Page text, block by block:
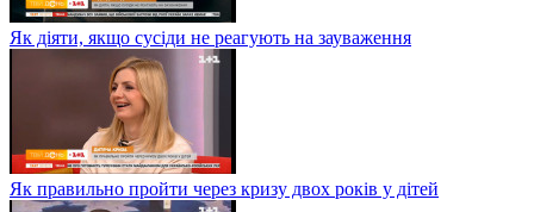
Як діяти, якщо сусіди не реагують на зауваження
Як правильно пройти через кризу двох років у дітей